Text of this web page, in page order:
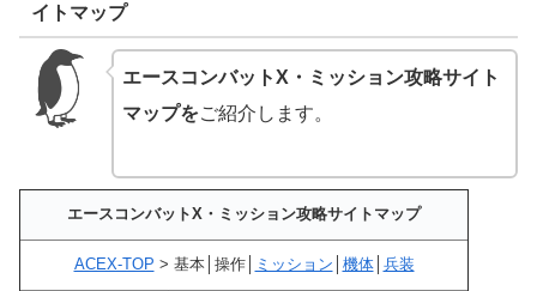
イトマップ
エースコンバットX・ミッション攻略サイト
マップをご紹介します。
エースコンバットX・ミッション攻略サイトマップ
ACEX-TOP > 基本│操作│ ミッション 機体│ 兵装